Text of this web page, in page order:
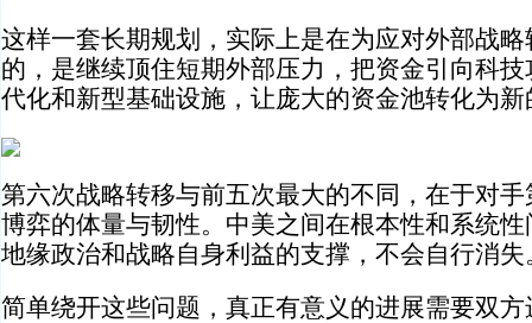
这样一套长期规划，实际上是在为应对外部战
的，是继续顶住短期外部压力，把资金引向科
代化和新型基础设施，让庞大的资金池转化为
第六次战略转移与前五次最大的不同，在于对
博弈的体量与韧性。中美之间在根本性和系统
地缘政治和战略自身利益的支撑，不会自行消失
简单绕开这些问题，真正有意义的进展需要双